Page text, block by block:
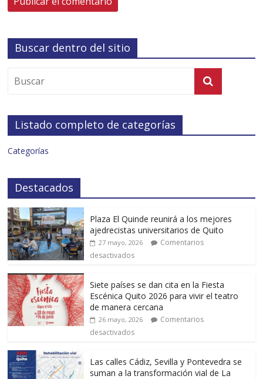
Buscar dentro del sitio
Listado completo de categorías
Categorías
Destacados
Plaza El Quinde reunirá a los mejores
ajedrecistas universitarios de Quito
27 mayo, 2026
Comentarios
desactivados
Siete países se dan cita en la Fiesta
Escénica Quito 2026 para vivir el teatro
de manera cercana
26 mayo, 2026
Comentarios
desactivados
Las calles Cádiz, Sevilla y Pontevedra se
suman a la transformación vial de La